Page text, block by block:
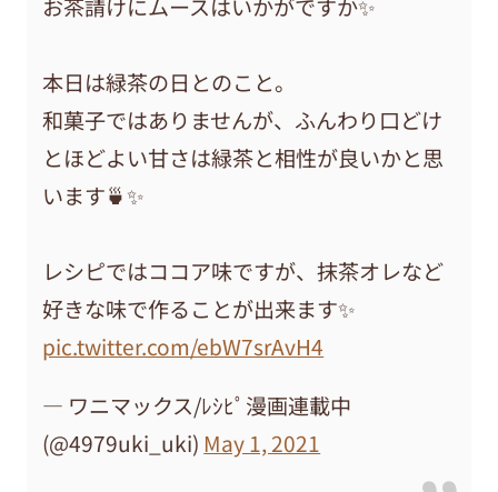
お茶請けにムースはいかがですか✨
本日は緑茶の日とのこと。
和菓子ではありませんが、ふんわり口どけ
とほどよい甘さは緑茶と相性が良いかと思
います🍵✨
レシピではココア味ですが、抹茶オレなど
好きな味で作ることが出来ます✨
pic.twitter.com/ebW7srAvH4
— ワニマックス/ﾚｼﾋﾟ漫画連載中
(@4979uki_uki) May 1, 2021